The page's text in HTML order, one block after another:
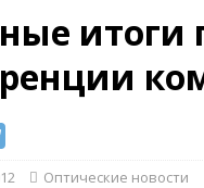
Оптические новости